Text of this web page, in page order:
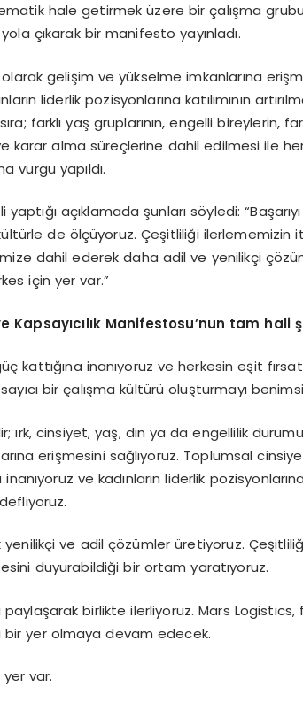
hale getirmek üzere bir çalışma
çıkarak bir manifesto yayınladı.
gelişim ve yükselme imkanlarına
liderlik pozisyonlarına katılımının
farklı yaş gruplarının, engelli bireylerin,
karar alma süreçlerine dahil edilmesi ile
vurgu yapıldı.
açıklamada şunları söyledi:
de ölçüyoruz. Çeşitliliği ilerlememizin
dahil ederek daha adil ve yenilikçi
için yer var.”
Kapsayıcılık Manifestosu’nun tam hali
kattığına inanıyoruz ve herkesin eşit
bir çalışma kültürü oluşturmayı
ırk, cinsiyet, yaş, din ya da engellilik
erişmesini sağlıyoruz. Toplumsal
ve kadınların liderlik
yenilikçi ve adil çözümler üretiyoruz.
duyurabildiği bir ortam yaratıyoruz.
birlikte ilerliyoruz. Mars Logistics,
bir yer olmaya devam edecek.
var.